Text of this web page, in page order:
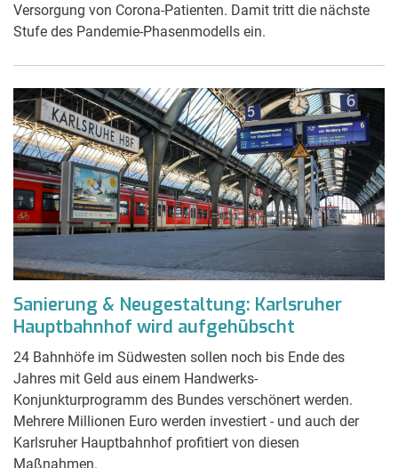
Versorgung von Corona-Patienten. Damit tritt die nächste
Stufe des Pandemie-Phasenmodells ein.
Sanierung & Neugestaltung: Karlsruher
Hauptbahnhof wird aufgehübscht
24 Bahnhöfe im Südwesten sollen noch bis Ende des
Jahres mit Geld aus einem Handwerks-
Konjunkturprogramm des Bundes verschönert werden.
Mehrere Millionen Euro werden investiert - und auch der
Karlsruher Hauptbahnhof profitiert von diesen
Maßnahmen.